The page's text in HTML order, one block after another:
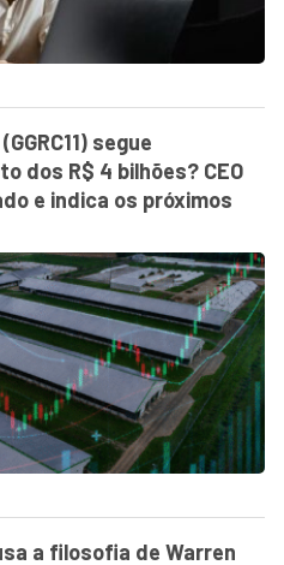
segue
dos R$ 4 bilhões? CEO
e indica os próximos
a filosofia de Warren